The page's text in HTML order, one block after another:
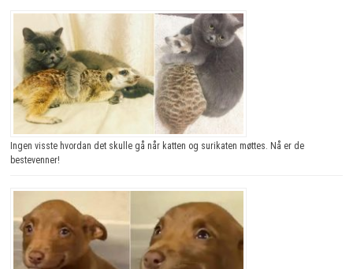
Ingen visste hvordan det skulle gå når katten og surikaten møttes. Nå er de
bestevenner!